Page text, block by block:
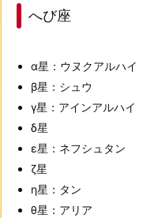
へび座
α星：ウヌクアルハイ
β星：シュウ
γ星：アインアルハイ
δ星
ε星：ネフシュタン
ζ星
η星：タン
θ星：アリア